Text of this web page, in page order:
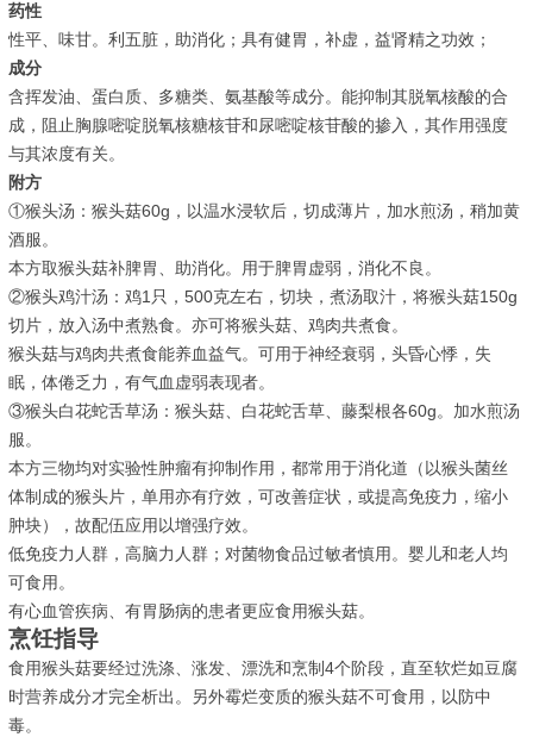
药性
性平、味甘。利五脏，助消化；具有健胃，补虚，益肾精之功效；
成分
含挥发油、蛋白质、多糖类、氨基酸等成分。能抑制其脱氧核酸的合
成，阻止胸腺嘧啶脱氧核糖核苷和尿嘧啶核苷酸的掺入，其作用强度
与其浓度有关。
附方
①猴头汤：猴头菇60g，以温水浸软后，切成薄片，加水煎汤，稍加黄
酒服。
本方取猴头菇补脾胃、助消化。用于脾胃虚弱，消化不良。
②猴头鸡汁汤：鸡1只，500克左右，切块，煮汤取汁，将猴头菇150g
切片，放入汤中煮熟食。亦可将猴头菇、鸡肉共煮食。
猴头菇与鸡肉共煮食能养血益气。可用于神经衰弱，头昏心悸，失
眠，体倦乏力，有气血虚弱表现者。
③猴头白花蛇舌草汤：猴头菇、白花蛇舌草、藤梨根各60g。加水煎汤
服。
本方三物均对实验性肿瘤有抑制作用，都常用于消化道（以猴头菌丝
体制成的猴头片，单用亦有疗效，可改善症状，或提高免疫力，缩小
肿块），故配伍应用以增强疗效。
低免疫力人群，高脑力人群；对菌物食品过敏者慎用。婴儿和老人均
可食用。
有心血管疾病、有胃肠病的患者更应食用猴头菇。
烹饪指导
食用猴头菇要经过洗涤、涨发、漂洗和烹制4个阶段，直至软烂如豆腐
时营养成分才完全析出。另外霉烂变质的猴头菇不可食用，以防中
毒。